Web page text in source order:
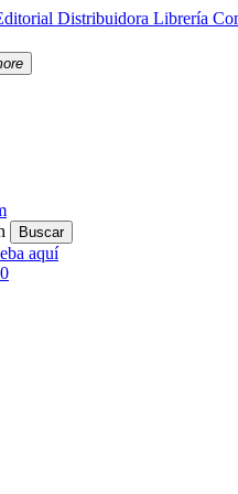
Distribuidora Librería
Buscar
aquí